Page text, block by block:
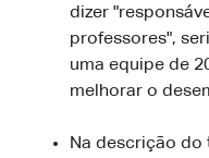
dizer
professores",
uma equipe de
melhorar o
Na descrição